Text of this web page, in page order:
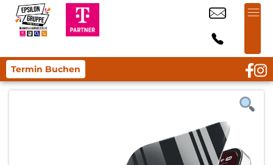
Termin Buchen